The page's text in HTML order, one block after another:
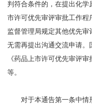
判符合条件的，在提出化
市许可优先审评审批工作程
监督管理局规定其他优先审
无需再提出沟通交流申请。
《药品上市许可优先审评
等。
对于本通告第一条中情